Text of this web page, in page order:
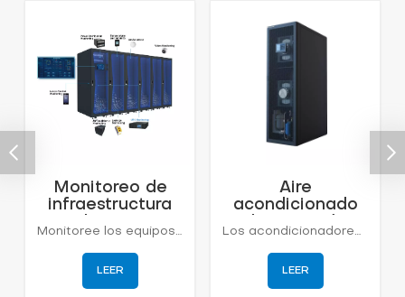
Monitoreo de
infraestructura
Coolnet Smart
DCIM
LEER
Aire
acondicionado
de precisión
serie Cool Row
30~60KW
LEER